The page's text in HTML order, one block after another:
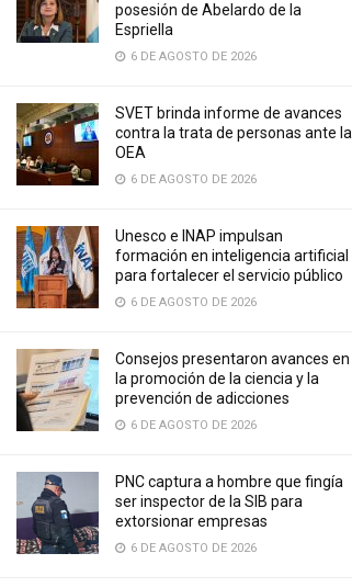
posesión de Abelardo de la
Espriella
6 DE AGOSTO DE 2026
SVET brinda informe de avances
contra la trata de personas ante la
OEA
6 DE AGOSTO DE 2026
Unesco e INAP impulsan
formación en inteligencia artificial
para fortalecer el servicio público
6 DE AGOSTO DE 2026
Consejos presentaron avances en
la promoción de la ciencia y la
prevención de adicciones
6 DE AGOSTO DE 2026
PNC captura a hombre que fingía
ser inspector de la SIB para
extorsionar empresas
6 DE AGOSTO DE 2026